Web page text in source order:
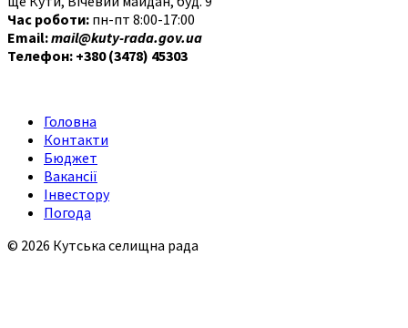
Час роботи: пн-пт 8:00-17:00
Email:mail@kuty-rada.gov.ua
Телефон: +380 (3478) 45303
Головна
Контакти
Бюджет
Вакансії
Інвестору
Погода
© 2026 Кутська селищна рада